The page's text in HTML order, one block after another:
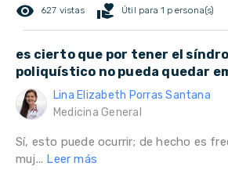
remove_red_eye 627 vistas volunteer_activism Útil para 1 persona(s)
es cierto que por tener el
poliquístico no pueda quedar
Lina Elizabeth Porras Santana
Medicina General
Sí, esto puede ocurrir; de hecho es
muj... Leer más